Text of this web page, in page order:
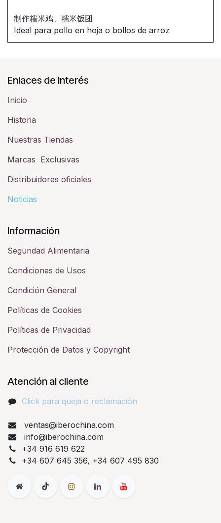
制作糯米鸡、糯米饭团
Ideal para pollo en hoja o bollos de arroz
Enlaces de Interés
Inicio
Historia​
Nuestras Tiendas
Marcas Exclusivas
Distribuidores oficiales
Noticias
Información
Seguridad Alimentaria
Condiciones de Usos
Condición General
Políticas de Cookies
Políticas de Privacidad
Protección de Datos y Copyright
Atención al cliente
Click para queja o reclamación​
ventas@iberochina.com
info@iberochina.com
+34 916 619 622
+34 607 645 356, +34 607 495 830